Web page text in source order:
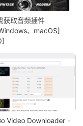
获取音频插件
、macOS]
Video Downloader -